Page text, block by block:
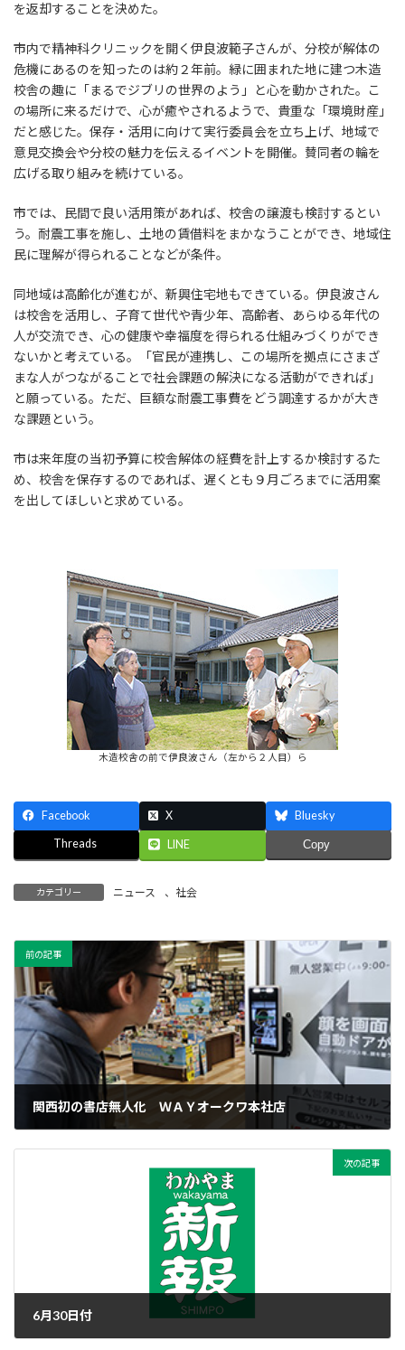
を返却することを決めた。
市内で精神科クリニックを開く伊良波範子さんが、分校が解体の
危機にあるのを知ったのは約２年前。緑に囲まれた地に建つ木造
校舎の趣に「まるでジブリの世界のよう」と心を動かされた。こ
の場所に来るだけで、心が癒やされるようで、貴重な「環境財産」
だと感じた。保存・活用に向けて実行委員会を立ち上げ、地域で
意見交換会や分校の魅力を伝えるイベントを開催。賛同者の輪を
広げる取り組みを続けている。
市では、民間で良い活用策があれば、校舎の譲渡も検討するとい
う。耐震工事を施し、土地の賃借料をまかなうことができ、地域住
民に理解が得られることなどが条件。
同地域は高齢化が進むが、新興住宅地もできている。伊良波さん
は校舎を活用し、子育て世代や青少年、高齢者、あらゆる年代の
人が交流でき、心の健康や幸福度を得られる仕組みづくりができ
ないかと考えている。「官民が連携し、この場所を拠点にさまざ
まな人がつながることで社会課題の解決になる活動ができれば」
と願っている。ただ、巨額な耐震工事費をどう調達するかが大き
な課題という。
市は来年度の当初予算に校舎解体の経費を計上するか検討するた
め、校舎を保存するのであれば、遅くとも９月ごろまでに活用案
を出してほしいと求めている。
木造校舎の前で伊良波さん（左から２人目）ら
Facebook X Bluesky
Threads LINE Copy
カテゴリー ニュース 、 社会
前の記事
関西初の書店無人化 ＷＡＹオークワ本社店
次の記事
6月30日付